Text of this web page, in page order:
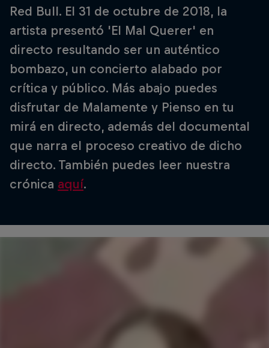
Red Bull. El 31 de octubre de 2018, la
artista presentó 'El Mal Querer' en
directo resultando ser un auténtico
bombazo, un concierto alabado por
crítica y público. Más abajo puedes
disfrutar de Malamente y Pienso en tu
mirá en directo, además del documental
que narra el proceso creativo de dicho
directo. También puedes leer nuestra
crónica aquí.